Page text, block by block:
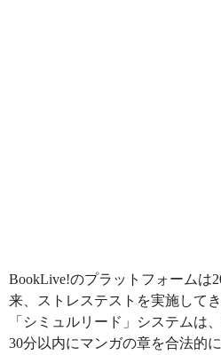
BookLive!のプラットフォームは
来、ストレステストを実施して
「シミュルリード」システムは
30分以内にマンガの章を合法的